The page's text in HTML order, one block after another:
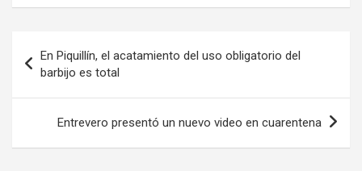
at
s
A
p
p
ce
b
o
o
k
tt m
p
ar
tir
En Piquillín, el acatamiento del uso obligatorio del
barbijo es total
Entrevero presentó un nuevo video en cuarentena